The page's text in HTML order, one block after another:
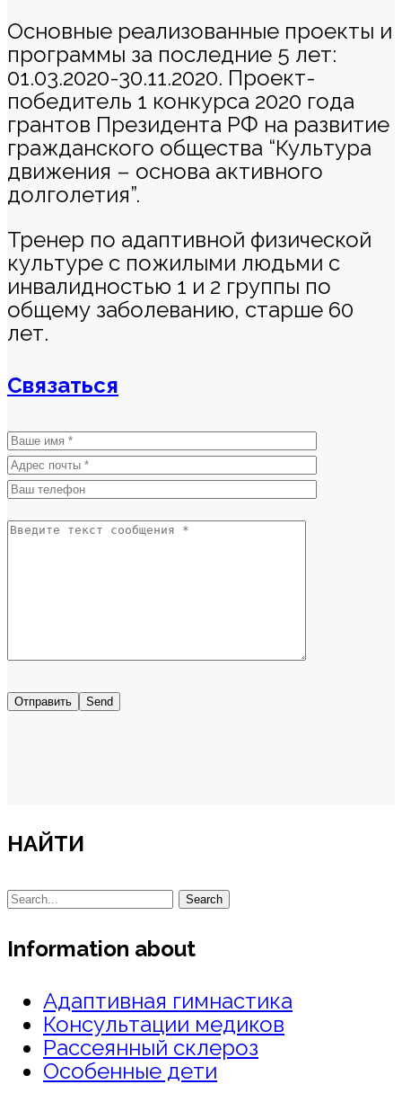
Основные реализованные проекты и
программы за последние 5 лет:
01.03.2020-30.11.2020. Проект-
победитель 1 конкурса 2020 года
грантов Президента РФ на развитие
гражданского общества “Культура
движения – основа активного
долголетия”.
Тренер по адаптивной физической
культуре с пожилыми людьми с
инвалидностью 1 и 2 группы по
общему заболеванию, старше 60
лет.
Связаться
Отправить
НАЙТИ
Search
Information about
Адаптивная гимнастика
Консультации медиков
Рассеянный склероз
Особенные дети